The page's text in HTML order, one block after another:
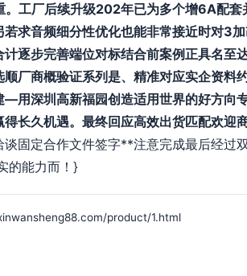
工厂后续升级202年已为多个增6A配
求音频细分性优化也能非常接近时对3
逐步完善端位对标结合前案例正具名至
顺厂商概验证系列是、精准对应实企资
用深圳高新福园创造适用世界的好方向
长久机遇。最终回应高效出货匹配欢迎
固定合作文件签字**注意完成最后经过
的能力而！}
product/1.html